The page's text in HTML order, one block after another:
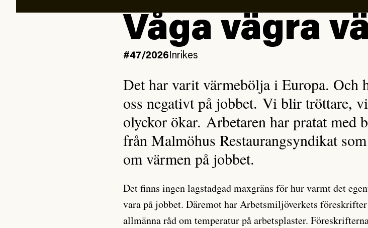
Våga vägra
#47/2026Inrikes
Det har varit värmebölja i Europa. Och
oss negativt på jobbet. Vi blir tröttare,
olyckor ökar. Arbetaren har pratat med
från Malmöhus Restaurangsyndikat
om värmen på jobbet.
Det finns ingen lagstadgad maxgräns för hur varmt det
vara på jobbet. Däremot har Arbetsmiljöverkets
allmänna råd om temperatur på arbetsplaster.